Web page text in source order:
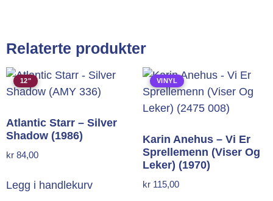
Relaterte produkter
12"
Atlantic Starr – Silver
Shadow (1986)
kr 84,00
Legg i handlekurv
VINYL
Karin Anehus – Vi Er
Sprellemenn (Viser Og
Leker) (1970)
kr 115,00